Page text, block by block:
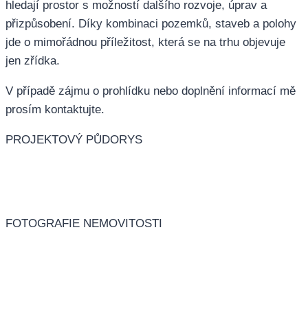
hledají prostor s možností dalšího rozvoje, úprav a
přizpůsobení. Díky kombinaci pozemků, staveb a polohy
jde o mimořádnou příležitost, která se na trhu objevuje
jen zřídka.
V případě zájmu o prohlídku nebo doplnění informací mě
prosím kontaktujte.
PROJEKTOVÝ PŮDORYS
FOTOGRAFIE NEMOVITOSTI